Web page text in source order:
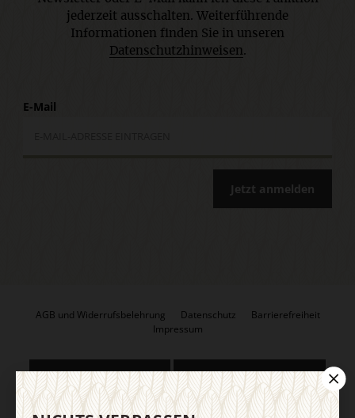
jederzeit ausschalten. Weiterführende
Informationen finden Sie in unseren
Datenschutzhinweisen.
E-Mail
Jetzt anmelden
AGB und Widerrufsbelehrung Datenschutz
Barrierefreiheit
Impressum
Vertrag widerrufen Abo online kündigen